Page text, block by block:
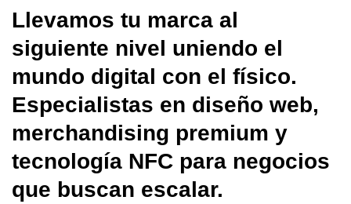
Llevamos tu marca al
siguiente nivel uniendo el
mundo digital con el físico.
Especialistas en diseño web,
merchandising premium y
tecnología NFC para negocios
que buscan escalar.